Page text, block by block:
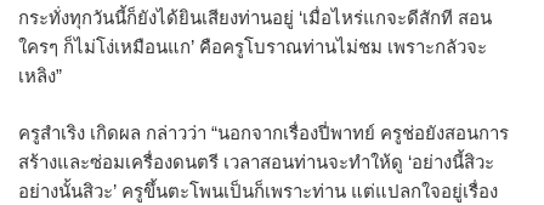
กระทั่งทุกวันนี้ก็ยังได้ยินเสียงท่านอยู่ ‘เมื่อไหร่แกจะดีสักที สอน
ใครๆ ก็ไม่โง่เหมือนแก’ คือครูโบราณท่านไม่ชม เพราะกลัวจะ
เหลิง”
ครูสำเริง เกิดผล กล่าวว่า “นอกจากเรื่องปี่พาทย์ ครูช่อยังสอนการ
สร้างและซ่อมเครื่องดนตรี เวลาสอนท่านจะทำให้ดู ‘อย่างนี้สิวะ
อย่างนั้นสิวะ’ ครูขึ้นตะโพนเป็นก็เพราะท่าน แต่แปลกใจอยู่เรื่อง